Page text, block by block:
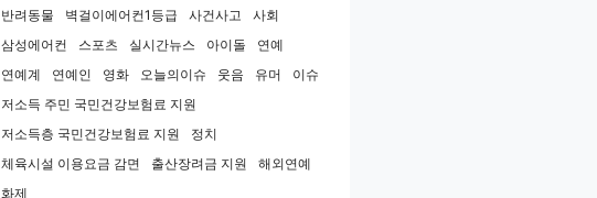
반려동물
벽걸이에어컨1등급 사건사고
사회
삼성에어컨
스포츠 실시간뉴스 아이돌
연예
연예계
연예인 영화 오늘의이슈 웃음 유머
이슈
저소득 주민 국민건강보험료 지원
저소득층 국민건강보험료 지원
정치
체육시설 이용요금 감면
출산장려금 지원
해외연예
화제